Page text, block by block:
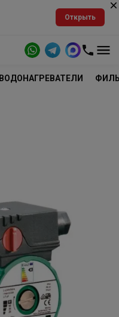
Открыть
ВОДОНАГРЕВАТЕЛИ